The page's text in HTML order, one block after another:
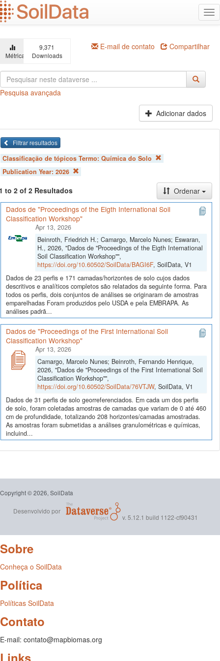
Ir
para
o
principal
Métricas
9,371
Downloads
E-mail de contato Compartilhar
Pesquisa avançada
Adicionar dados
Filtrar resultados
Classificação de tópicos Termo: Química do Solo
Publication Year: 2026
to 2 of 2 Resultados
Ordenar
Dados de "Proceedings of the Eigth International Soil
Classification Workshop"
Apr 13, 2026
Beinroth, Friedrich H.; Camargo, Marcelo Nunes; Eswaran,
H., 2026, "Dados de "Proceedings of the Eigth International
Soil Classification Workshop"",
https://doi.org/10.60502/SoilData/BAGI6F, SoilData, V1
Dados de 23 perfis e 171 camadas/horizontes de solo cujos dados
descritivos e analíticos completos são relatados da seguinte forma. Para
todos os perfis, dois conjuntos de análises se originaram de amostras
emparelhadas Foram produzidos pelo USDA e pela EMBRAPA. As
análises padrã...
Dados de "Proceedings of the First International Soil
Classification Workshop"
Apr 13, 2026
Camargo, Marcelo Nunes; Beinroth, Fernando Henrique,
2026, "Dados de "Proceedings of the First International Soil
Classification Workshop"",
https://doi.org/10.60502/SoilData/76VTJW, SoilData, V1
Dados de 31 perfis de solo georreferenciados. Em cada um dos perfis
de solo, foram coletadas amostras de camadas que variam de 0 até 460
cm de profundidade, totalizando 208 horizontes/camadas amostradas.
As amostras foram submetidas a análises granulométricas e químicas,
incluind...
Copyright © 2026, SoilData
Desenvolvido por
v. 5.12.1 build 1122-cf90431
Sobre
Conheça o SoilData
Política
Políticas SoilData
Contato
E-mail: contato@mapbiomas.org
Links